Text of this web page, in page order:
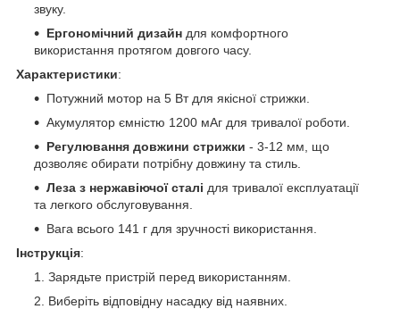
звуку.
Ергономічний дизайн для комфортного
використання протягом довгого часу.
Характеристики:
Потужний мотор на 5 Вт для якісної стрижки.
Акумулятор ємністю 1200 мАг для тривалої роботи.
Регулювання довжини стрижки - 3-12 мм, що
дозволяє обирати потрібну довжину та стиль.
Леза з нержавіючої сталі для тривалої експлуатації
та легкого обслуговування.
Вага всього 141 г для зручності використання.
Інструкція:
Зарядьте пристрій перед використанням.
Виберіть відповідну насадку від наявних.